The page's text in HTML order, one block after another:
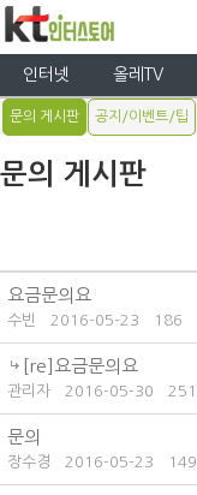
인터넷 올레TV
문의 게시판 공지/이벤트/팁
문의 게시판
요금문의요
수빈 2016-05-23 186
[re]요금문의요
관리자 2016-05-30 251
문의
장수경 2016-05-23 149